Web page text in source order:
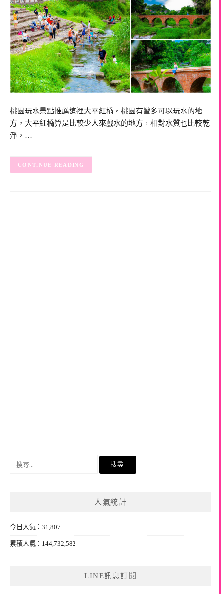
桃園玩水景點推薦這裡大平紅橋，桃園有蠻多可以玩水的地
方，大平紅橋算是比較少人來戲水的地方，相對水質也比較乾
淨，…
CONTINUE READING
人氣統計
今日人氣：31,807
累積人氣：144,732,582
LINE訊息訂閱